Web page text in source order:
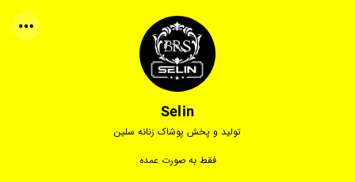
Selin
تولید و پخش پوشاک زنانه سلین
فقط به صورت عمده